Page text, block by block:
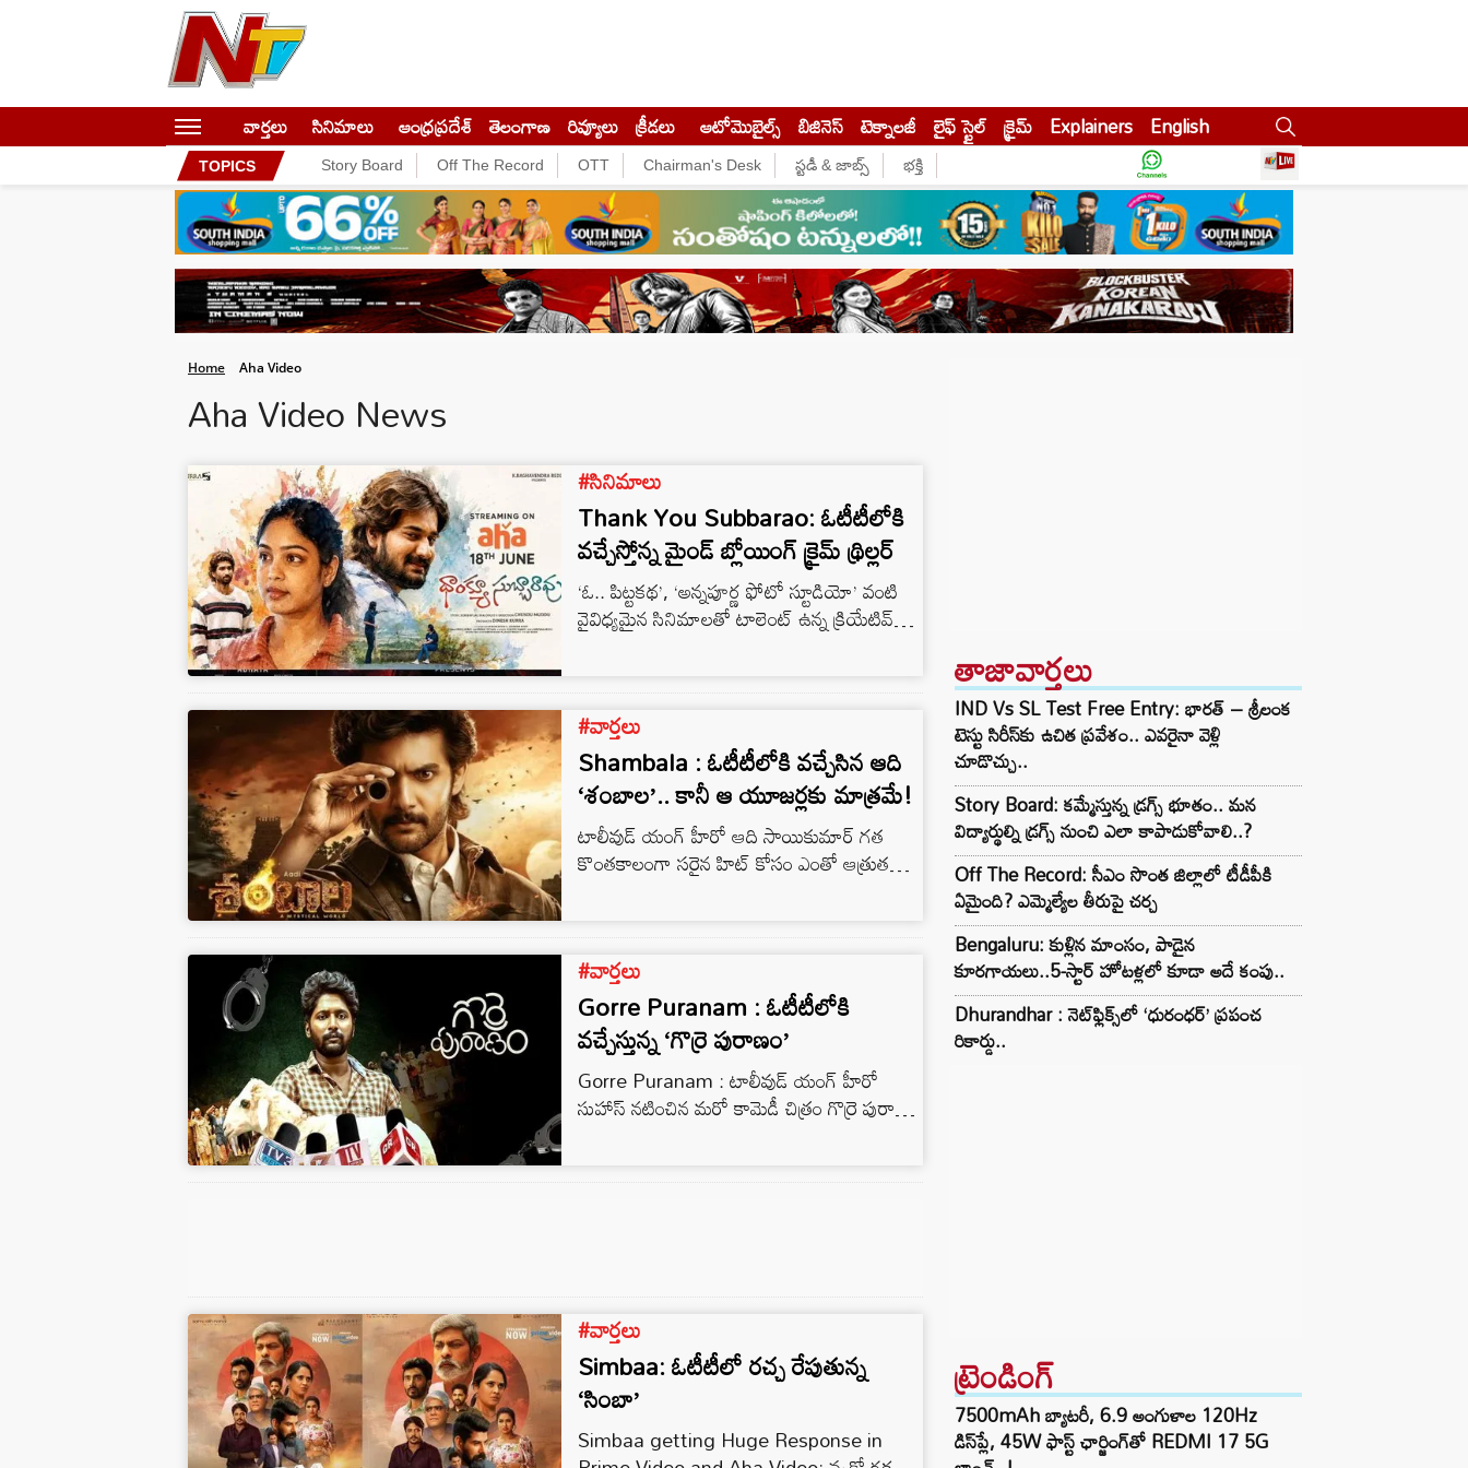
వార్తలు సినిమాలు ఆంధ్రప్రదేశ్ తెలంగాణ రివ్యూలు క్రీడలు ఆటోమొబైల్స్ బిజినెస్‌ టెక్నాలజీ లైఫ్ స్టైల్ క్రైమ్ Explainers English
TOPICS Story Board Off The Record OTT Chairman's Desk స్టడీ & జాబ్స్ భక్తి
Home Aha Video
Aha Video News
#సినిమాలు
Thank You Subbarao: ఓటీటీలోకి
వచ్చేస్తోన్న మైండ్ బ్లోయింగ్ క్రైమ్ థ్రిల్లర్
‘ఓ.. పిట్టకథ’, ‘అన్నపూర్ణ ఫోటో స్టూడియో’ వంటి
వైవిధ్యమైన సినిమాలతో టాలెంట్ ఉన్న క్రియేటివ్
మూవీ ‘థాంక్యూ సుబ్బారావు’. ప్రముఖ ఓటీటీ వేదిక
‘ఆహా’లో ఈ చిత్రం నేరుగా డిజిటల్ రిలీజ్‌కు
సిద్ధమైంది. జూన్ 18 నుంచి ఈ క్యూరియాసిటీ
పెంచేసే సినిమా స్ట్రీమింగ్ కాబోతున్నట్లు మేకర్స్
అధికారికంగా అనౌన్స్ చేశారు. ఈ…
#వార్తలు
Shambala : ఓటీటీలోకి వచ్చేసిన ఆది
‘శంబాల’.. కానీ ఆ యూజర్లకు మాత్రమే!
టాలీవుడ్ యంగ్ హీరో ఆది సాయికుమార్ గత
కొంతకాలంగా సరైన హిట్ కోసం ఎంతో ఆత్రుతగా
దర్శకుడు యుగంధర్ ముని ఈ చిత్రాన్ని అద్భుతమైన
సస్పెన్స్‌తో మలిచారు. ఒక పురాతన ఆలయం చుట్టూ
తిరిగే మిస్టరీ, ఆధ్యాత్మిక అంశాలు.. ఆది
సాయికుమార్ నటన ఈ సినిమాకు ప్రధాన ఆకర్షణగా
నిలిచాయి. ఆది కెరీర్‌లో ఇది ఒక విభిన్నమైన…
#వార్తలు
Gorre Puranam : ఓటీటీలోకి
వచ్చేస్తున్న ‘గొర్రె పురాణం’
Gorre Puranam : టాలీవుడ్ యంగ్ హీరో
సుహాస్ నటించిన మరో కామెడీ చిత్రం గొర్రె పురాణం.
#వార్తలు
Simbaa: ఓటీటీలో రచ్చ రేపుతున్న
‘సింబా’
Simbaa getting Huge Response in
తాజావార్తలు
IND Vs SL Test Free Entry: భారత్ – శ్రీలంక
టెస్టు సిరీస్‌కు ఉచిత ప్రవేశం.. ఎవరైనా వెళ్లి
చూడొచ్చు..
Story Board: కమ్మేస్తున్న డ్రగ్స్ భూతం.. మన
విద్యార్థుల్ని డ్రగ్స్ నుంచి ఎలా కాపాడుకోవాలి..?
Off The Record: సీఎం సొంత జిల్లాలో టీడీపీకి
ఏమైంది? ఎమ్మెల్యేల తీరుపై చర్చ
Bengaluru: కుళ్లిన మాంసం, పాడైన
కూరగాయలు..5-స్టార్ హోటళ్లలో కూడా అదే కంపు..
Dhurandhar : నెట్‌ఫ్లిక్స్‌లో ‘ధురంధర్’ ప్రపంచ
రికార్డు..
ట్రెండింగ్‌
7500mAh బ్యాటరీ, 6.9 అంగుళాల 120Hz
డిస్‌ప్లే, 45W ఫాస్ట్ ఛార్జింగ్‌తో REDMI 17 5G